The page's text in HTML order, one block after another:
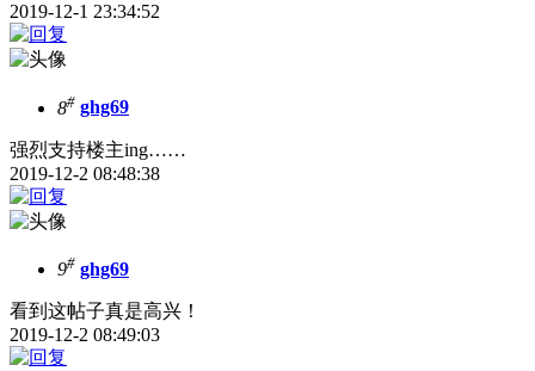
2019-12-1 23:34:52
8# ghg69
强烈支持楼主ing……
2019-12-2 08:48:38
9# ghg69
看到这帖子真是高兴！
2019-12-2 08:49:03